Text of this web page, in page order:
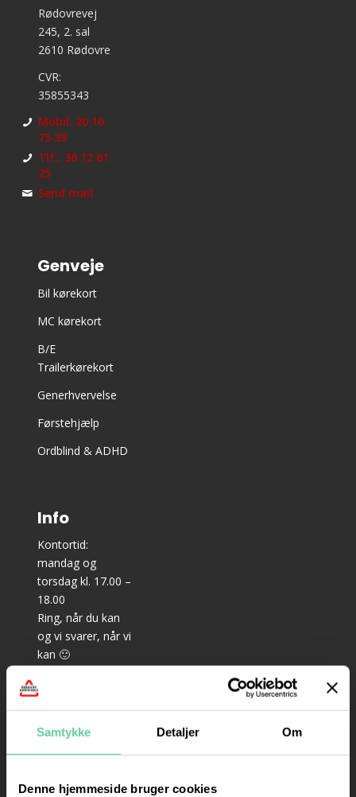
Samtykke Detaljer Om
Denne hjemmeside bruger cookies
Rødovrevej
245, 2. sal
2610 Rødovre
CVR:
35855343
Mobil: 20 16
75 39
Tlf.: 36 12 61
25
Send mail
Genveje
Bil kørekort
MC kørekort
B/E
Trailerkørekort
Generhvervelse
Førstehjælp
Ordblind & ADHD
Info
Kontortid:
mandag og
torsdag kl. 17.00 –
18.00
Ring, når du kan
og vi svarer, når vi
kan 🙂
Teoriundervisning
onsdag og
torsdag kl. 18.15 –
– Prøveteori til bil: